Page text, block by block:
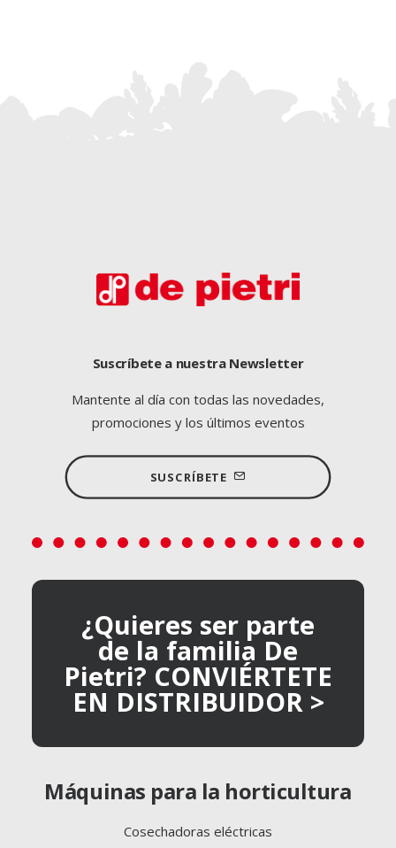
Suscríbete a nuestra Newsletter
Mantente al día con todas las novedades,
promociones y los últimos eventos
SUSCRÍBETE
¿Quieres ser parte
de la familia De
Pietri? CONVIÉRTETE
EN DISTRIBUIDOR >
Máquinas para la horticultura
Cosechadoras eléctricas